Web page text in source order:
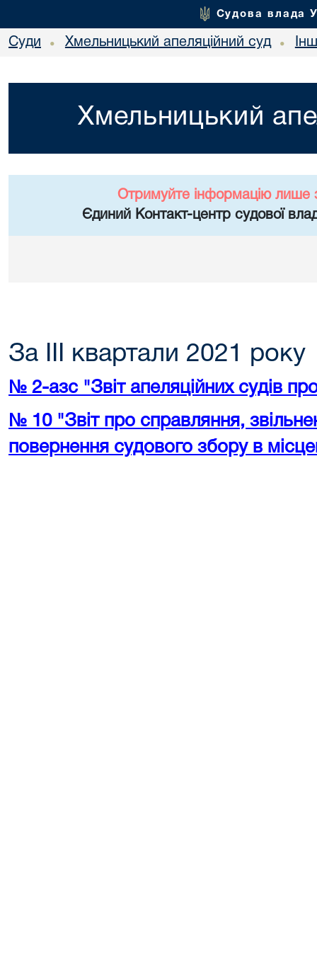
Судова влада
Суди • Хмельницький апеляційний суд •
Хмельницький
Отримуйте інформацію лише
Єдиний Контакт-центр судової
За III квартали 2021 року
№ 2-азс "Звіт апеляційних судів
№ 10 "Звіт про справляння,
повернення судового збору в